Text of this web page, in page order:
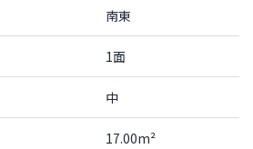
南東
1面
中
17.00m²